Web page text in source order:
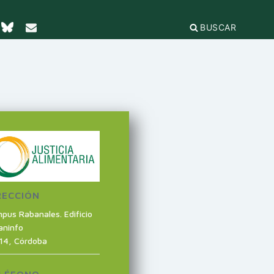
BUSCAR
COORDINADORA
la ciudadanía global
DE LA
Incidencia
Feminista
Antiacoso
de Compras
igualdad
Rabanales. Edificio
Córdoba